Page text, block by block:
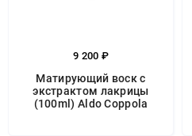
9 200 ₽
Матирующий воск с
экстрактом лакрицы
(100ml) Aldo Coppola